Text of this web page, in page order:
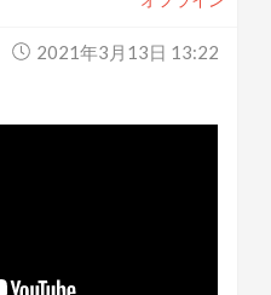
2021年3月13日 13:22